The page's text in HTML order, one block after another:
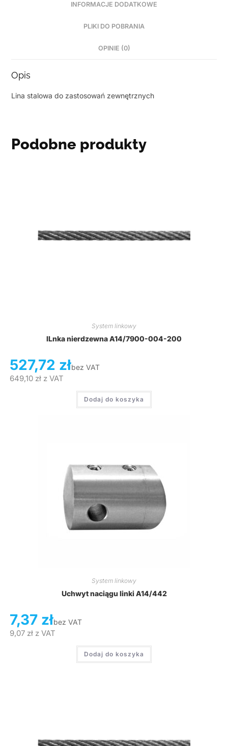
INFORMACJE DODATKOWE
PLIKI DO POBRANIA
OPINIE (0)
Opis
Lina stalowa do zastosowań zewnętrznych
Podobne produkty
System linkowy
lLnka nierdzewna A14/7900-004-200
527,72 złbez VAT
649,10 złz VAT
Dodaj do koszyka
System linkowy
Uchwyt naciągu linki A14/442
7,37 złbez VAT
9,07 złz VAT
Dodaj do koszyka